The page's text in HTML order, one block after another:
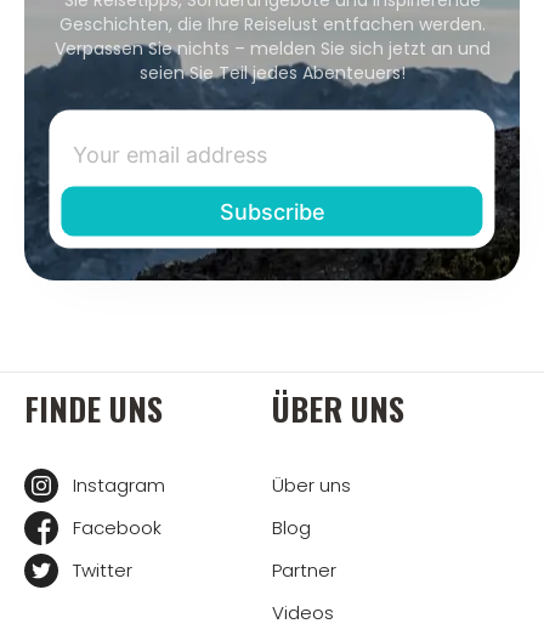
Geschichten, die Ihre Reiselust entfachen werden.
Verpassen Sie nichts – melden Sie sich jetzt an und
seien Sie Teil jedes Abenteuers!
FINDE UNS
Instagram
Facebook
Twitter
ÜBER UNS
Über uns
Blog
Partner
Videos